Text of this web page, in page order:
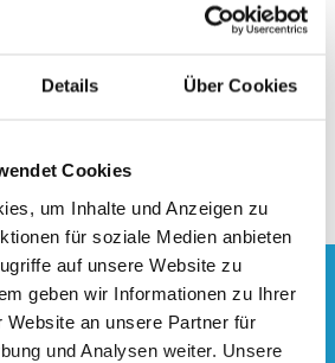
Details Über Cookies
Cookies
um Inhalte und Anzeigen zu
für soziale Medien anbieten
auf unsere Website zu
geben wir Informationen zu Ihrer
Website an unsere Partner für
und Analysen weiter. Unsere
unsere